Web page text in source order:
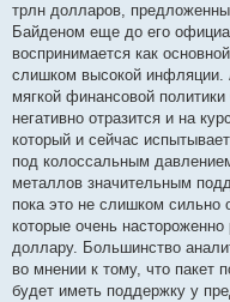
трлн долларов,
Байденом еще до его
воспринимается как
слишком высокой инфляции.
мягкой финансовой
негативно отразится и на
который и сейчас
под колоссальным
металлов значительным
пока это не слишком сильно
которые очень
доллару. Большинство
во мнении к тому, что пакет
будет иметь поддержку у